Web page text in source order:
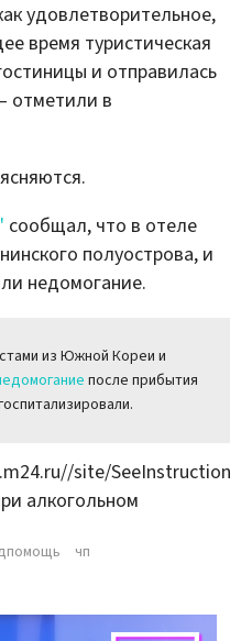
удовлетворительное,
время туристическая
и отправилась
отметили в
сообщал, что в отеле
полуострова, и
недомогание.
из Южной Кореи и
после прибытия
site/
алкогольном
чп